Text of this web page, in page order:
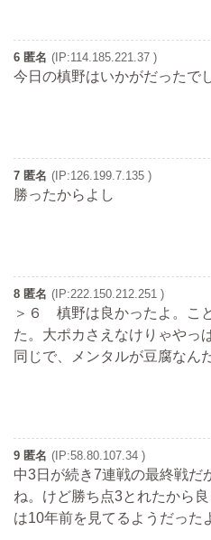
6 匿名 (IP:114.185.221.37 )
今日の槙野はいかがだったで
7 匿名 (IP:126.199.7.135 )
勝ったからよし
8 匿名 (IP:222.150.212.251 )
＞６ 槙野は良かったよ。こ
た。大ポカさえなけりゃやっ
同じで、メンタルが豆腐なん
9 匿名 (IP:58.80.107.34 )
中3日が続き7連戦の最終戦だ
ね。けど勝ち点3とれたから
は10年前を見てるようだった